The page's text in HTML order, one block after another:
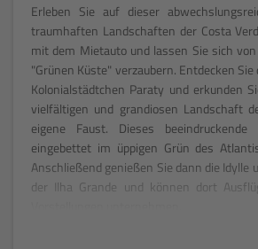
Erleben Sie auf dieser
traumhaften Landschaften der Costa
mit dem Mietauto und lassen Sie sich
"Grünen Küste" verzaubern. Entdecken
Kolonialstädtchen Paraty und erkunden
vielfältigen und grandiosen Landschaft
eigene Faust. Dieses beeindruckende
eingebettet im üppigen Grün des
Anschließend genießen Sie dann die Idylle
der Ilha Grande und können dort